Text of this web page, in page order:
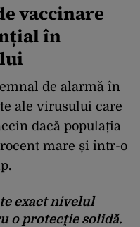
vaccinare
în
de alarmă în
ale virusului care
dacă populația
mare și într-o
exact nivelul
o protecţie solidă.